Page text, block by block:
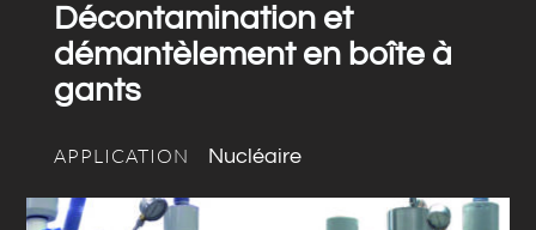
Décontamination et
démantèlement en boîte à
gants
APPLICATION Nucléaire